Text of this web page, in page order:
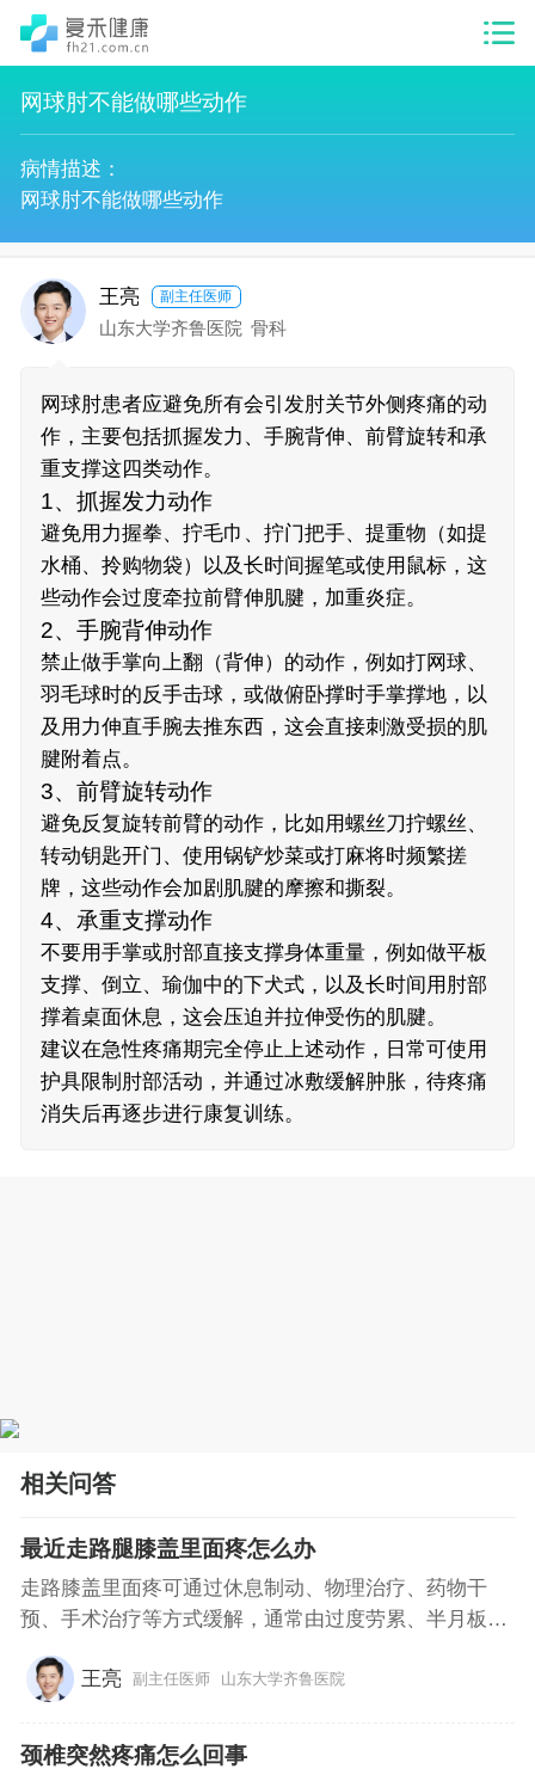
网球肘不能做哪些动作
病情描述：
网球肘不能做哪些动作
王亮 副主任医师
山东大学齐鲁医院 骨科
网球肘患者应避免所有会引发肘关节外侧疼痛的动
作，主要包括抓握发力、手腕背伸、前臂旋转和承
重支撑这四类动作。
1、抓握发力动作
避免用力握拳、拧毛巾、拧门把手、提重物（如提
水桶、拎购物袋）以及长时间握笔或使用鼠标，这
些动作会过度牵拉前臂伸肌腱，加重炎症。
2、手腕背伸动作
禁止做手掌向上翻（背伸）的动作，例如打网球、
羽毛球时的反手击球，或做俯卧撑时手掌撑地，以
及用力伸直手腕去推东西，这会直接刺激受损的肌
腱附着点。
3、前臂旋转动作
避免反复旋转前臂的动作，比如用螺丝刀拧螺丝、
转动钥匙开门、使用锅铲炒菜或打麻将时频繁搓
牌，这些动作会加剧肌腱的摩擦和撕裂。
4、承重支撑动作
不要用手掌或肘部直接支撑身体重量，例如做平板
支撑、倒立、瑜伽中的下犬式，以及长时间用肘部
撑着桌面休息，这会压迫并拉伸受伤的肌腱。
建议在急性疼痛期完全停止上述动作，日常可使用
护具限制肘部活动，并通过冰敷缓解肿胀，待疼痛
消失后再逐步进行康复训练。
相关问答
最近走路腿膝盖里面疼怎么办
走路膝盖里面疼可通过休息制动、物理治疗、药物干
预、手术治疗等方式缓解，通常由过度劳累、半月板
损...
王亮
副主任医师 山东大学齐鲁医院
颈椎突然疼痛怎么回事